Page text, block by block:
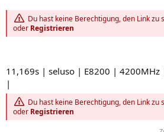
Du hast keine Berechtigung, den Link zu
oder Registrieren
11,169s | seluso | E8200 | 4200MHz
|
Du hast keine Berechtigung, den Link zu
oder Registrieren